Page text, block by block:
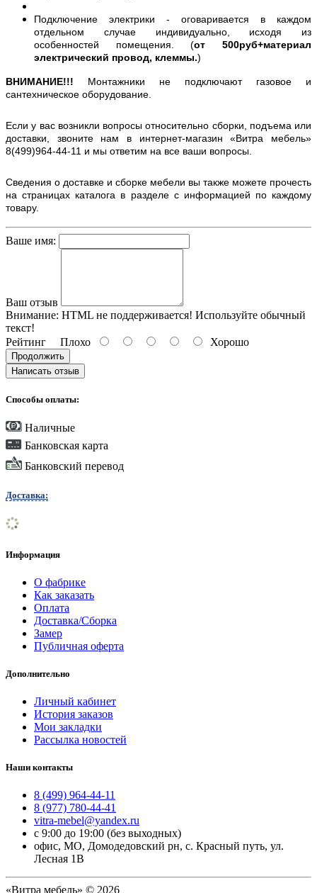
Подключение электрики - оговаривается в каждом
отдельном случае индивидуально, исходя из
особенностей помещения. (от 500руб+материал
электрический провод, клеммы.)
ВНИМАНИЕ!!! Монтажники не подключают газовое и
сантехническое оборудование.
Если у вас возникли вопросы относительно сборки, подъема или
доставки, звоните нам в интернет-магазин «Витра мебель»
8(499)964-44-11 и мы ответим на все ваши вопросы.
Сведения о доставке и сборке мебели вы также можете прочесть
на страницах каталога в разделе с информацией по каждому
товару.
Ваше имя:
Ваш отзыв
Внимание: HTML не поддерживается! Используйте обычный
текст!
Рейтинг Плохо Хорошо
Продолжить
Написать отзыв
Способы оплаты:
Наличные
Банковская карта
Банковский перевод
Доставка:
Информация
О фабрике
Как заказать
Оплата
Доставка/Сборка
Замер
Публичная оферта
Дополнительно
Личный кабинет
История заказов
Мои закладки
Рассылка новостей
Наши контакты
8 (499) 964-44-11
8 (977) 780-44-41
vitra-mebel@yandex.ru
с 9:00 до 19:00 (без выходных)
офис, МО, Домодедовский рн, с. Красный путь, ул.
Лесная 1В
«Витра мебель» © 2026